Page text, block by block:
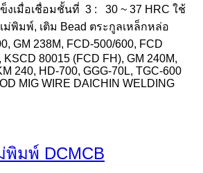
งเมื่อเชื่อมชั้นที่ 3 : 30 ~ 37 HRC ใช้
ม่พิมพ์, เติม Bead ตระกูลเหล็กหล่อ
GM 238M, FCD-500/600, FCD
80015 (FCD FH), GM 240M,
240, HD-700, GGG-70L, TGC-600
MIG WIRE DAICHIN WELDING
พิมพ์ DCMCB